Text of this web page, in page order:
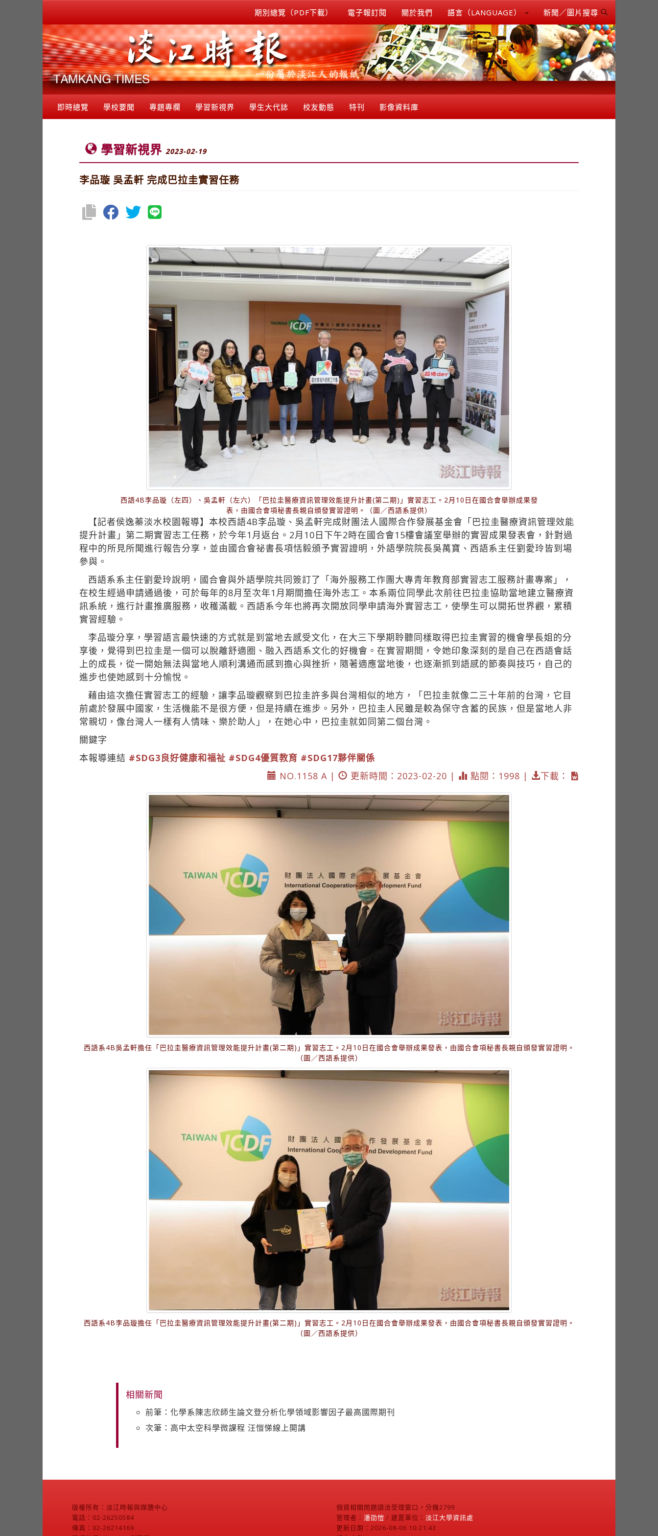
期別總覽（PDF下載） 電子報訂閱 關於我們 語言（LANGUAGE） 新聞／圖片搜尋
即時總覽 學校要聞 專題專欄 學習新視界 學生大代誌 校友動態 特刊 影像資料庫
學習新視界 2023-02-19
李品璇 吳孟軒 完成巴拉圭實習任務
西語4B李品璇（左四）、吳孟軒（左六）「巴拉圭醫療資訊管理效能提升計畫(第二期)」實習志工。2月10日在國合會舉辦成果發
表，由國合會項秘書長親自頒發實習證明。（圖／西語系提供）
【記者侯逸蓁淡水校園報導】本校西語4B李品璇、吳孟軒完成財團法人國際合作發展基金會「巴拉圭醫療資訊管理效能
提升計畫」第二期實習志工任務，於今年1月返台。2月10日下午2時在國合會15樓會議室舉辦的實習成果發表會，針對過
程中的所見所聞進行報告分享，並由國合會祕書長項恬毅頒予實習證明，外語學院院長吳萬寶、西語系主任劉愛玲皆到場
參與。
西語系系主任劉愛玲說明，國合會與外語學院共同簽訂了「海外服務工作團大專青年教育部實習志工服務計畫專案」，
在校生經過申請通過後，可於每年的8月至次年1月期間擔任海外志工。本系兩位同學此次前往巴拉圭協助當地建立醫療資
訊系統，進行計畫推廣服務，收穫滿載。西語系今年也將再次開放同學申請海外實習志工，使學生可以開拓世界觀，累積
實習經驗。
李品璇分享，學習語言最快速的方式就是到當地去感受文化，在大三下學期聆聽同樣取得巴拉圭實習的機會學長姐的分
享後，覺得到巴拉圭是一個可以脫離舒適圈、融入西語系文化的好機會。在實習期間，令她印象深刻的是自己在西語會話
上的成長，從一開始無法與當地人順利溝通而感到擔心與挫折，隨著適應當地後，也逐漸抓到語感的節奏與技巧，自己的
進步也使她感到十分愉悅。
藉由這次擔任實習志工的經驗，讓李品璇觀察到巴拉圭許多與台灣相似的地方，「巴拉圭就像二三十年前的台灣，它目
前處於發展中國家，生活機能不是很方便，但是持續在進步。另外，巴拉圭人民雖是較為保守含蓄的民族，但是當地人非
常親切，像台灣人一樣有人情味、樂於助人」，在她心中，巴拉圭就如同第二個台灣。
關鍵字
本報導連結 #SDG3良好健康和福祉 #SDG4優質教育 #SDG17夥伴關係
NO.1158 A |
更新時間：2023-02-20 | 點閱：1998 | 下載：
西語系4B吳孟軒擔任「巴拉圭醫療資訊管理效能提升計畫(第二期)」實習志工。2月10日在國合會舉辦成果發表，由國合會項秘書長親自頒發實習證明。
（圖／西語系提供）
西語系4B李品璇擔任「巴拉圭醫療資訊管理效能提升計畫(第二期)」實習志工。2月10日在國合會舉辦成果發表，由國合會項秘書長親自頒發實習證明。
（圖／西語系提供）
相關新聞
前筆：化學系陳志欣師生論文登分析化學領域影響因子最高國際期刊
次筆：高中太空科學微課程 汪愷悌線上開講
版權所有：淡江時報與媒體中心
電話：02-26250584
傳真：02-26214169
個資相關問題請洽受理窗口，分機2799
管理者： 潘劭愷 / 建置單位： 淡江大學資訊處
更新日期：2026-08-06 10:21:43